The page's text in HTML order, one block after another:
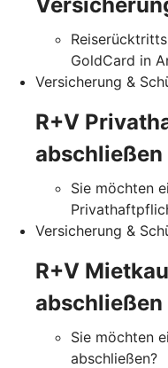
GoldCard in
Versicherung &
R+V
abschließen
Sie möchten
Versicherung &
R+V
abschließen
Sie möchten
abschließen?